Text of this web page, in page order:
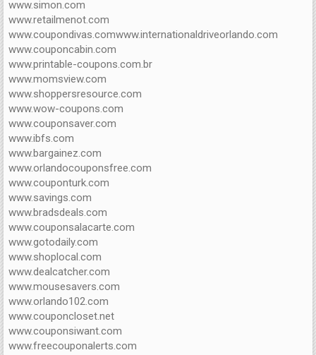
www.simon.com
www.retailmenot.com
www.coupondivas.comwww.internationaldriveorlando.com
www.couponcabin.com
www.printable-coupons.com.br
www.momsview.com
www.shoppersresource.com
www.wow-coupons.com
www.couponsaver.com
www.ibfs.com
www.bargainez.com
www.orlandocouponsfree.com
www.couponturk.com
www.savings.com
www.bradsdeals.com
www.couponsalacarte.com
www.gotodaily.com
www.shoplocal.com
www.dealcatcher.com
www.mousesavers.com
www.orlando102.com
www.couponcloset.net
www.couponsiwant.com
www.freecouponalerts.com